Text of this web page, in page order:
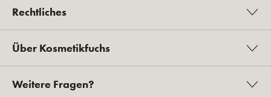
Rechtliches
Über Kosmetikfuchs
Weitere Fragen?